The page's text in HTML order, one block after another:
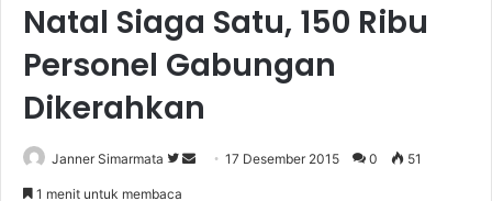
Natal Siaga Satu, 150 Ribu
Personel Gabungan
Dikerahkan
Janner Simarmata
F
17 Desember 2015 0 51
1 menit untuk membaca